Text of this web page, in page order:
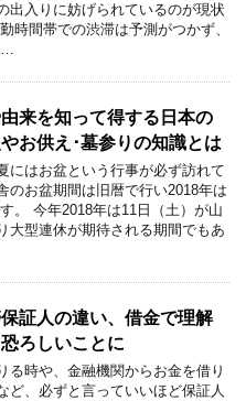
出入りに妨げられているのが現状
時間帯での渋滞は予測がつかず、
…
来を知って得する日本の
お供え･墓参りの知識とは
にはお盆という行事が必ず訪れて
のお盆期間は旧暦で行い2018年は
。 今年2018年は11日（土）が山
大型連休が期待される期間でもあ
証人の違い、借金で理解
ろしいことに
る時や、金融機関からお金を借り
ど、必ずと言っていいほど保証人